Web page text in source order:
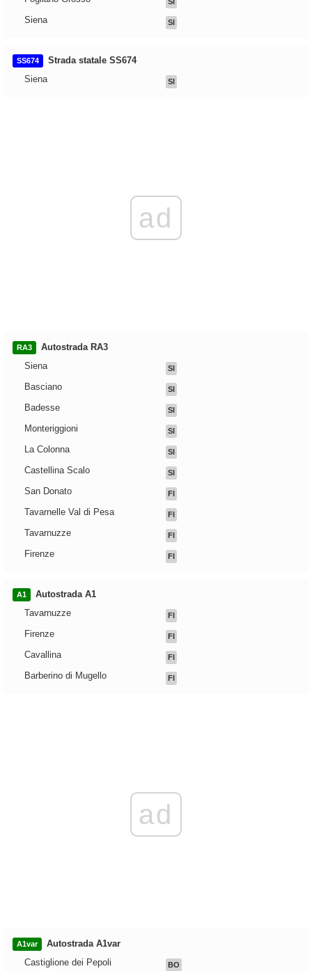
Siena SI
SS674
Strada statale SS674
Siena
SI
ad
RA3
Autostrada RA3
Siena
SI
Basciano SI
Badesse SI
Monteriggioni SI
La Colonna SI
Castellina Scalo SI
San Donato FI
Tavarnelle Val di Pesa FI
Tavarnuzze FI
Firenze FI
A1
Autostrada A1
Tavarnuzze
FI
Firenze FI
Cavallina FI
Barberino di Mugello FI
ad
A1var
Autostrada A1var
Castiglione dei Pepoli
BO